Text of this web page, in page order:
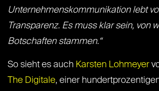
Unternehmenskommunikation lebt
Transparenz. Es muss klar sein, von
Botschaften stammen.“
So sieht es auch Karsten Lohmeyer
The Digitale, einer